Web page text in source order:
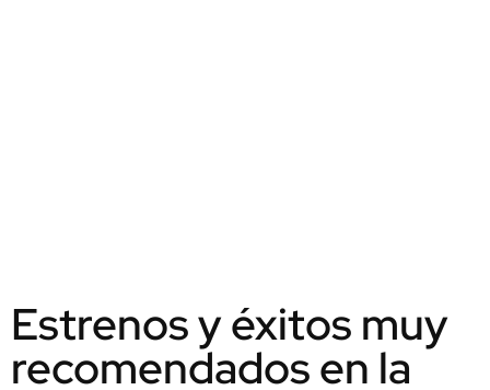
Estrenos y éxitos muy
recomendados en la